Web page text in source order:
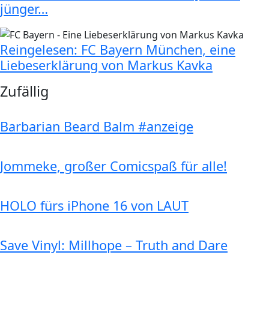
jünger…
Reingelesen: FC Bayern München, eine
Liebeserklärung von Markus Kavka
Zufällig
Barbarian Beard Balm #anzeige
Jommeke, großer Comicspaß für alle!
HOLO fürs iPhone 16 von LAUT
Save Vinyl: Millhope – Truth and Dare